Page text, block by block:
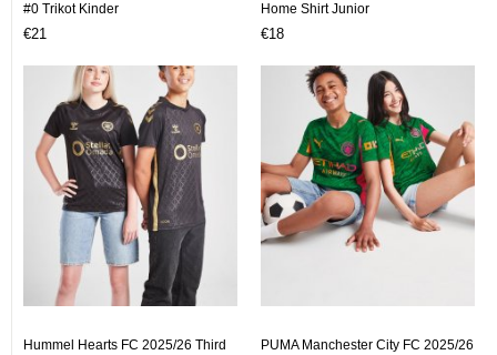
#0 Trikot Kinder
€21
Home Shirt Junior
€18
Hummel Hearts FC 2025/26 Third PUMA Manchester City FC 2025/26